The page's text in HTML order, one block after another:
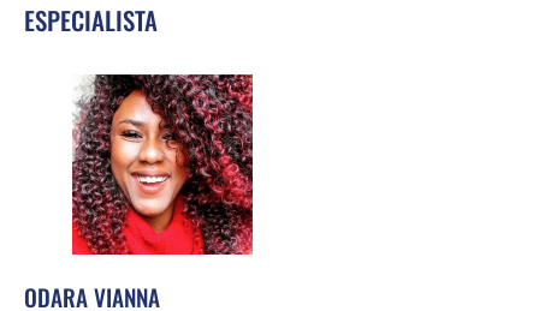
ESPECIALISTA
ODARA VIANNA